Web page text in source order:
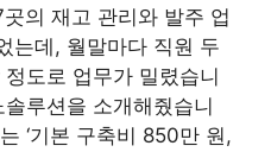
의 재고 관리와 발주 업
는데, 월말마다 직원 두
도로 업무가 밀렸습니
루션을 소개해줬습니
‘기본 구축비 850만 원,